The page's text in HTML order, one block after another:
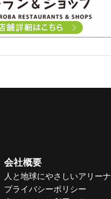
会社概要
人と地球にやさしいアリーナ
プライバシーポリシー